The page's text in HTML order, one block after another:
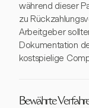
während dieser
zu
Arbeitgeber
Dokumentation
kostspielige
Bewährte